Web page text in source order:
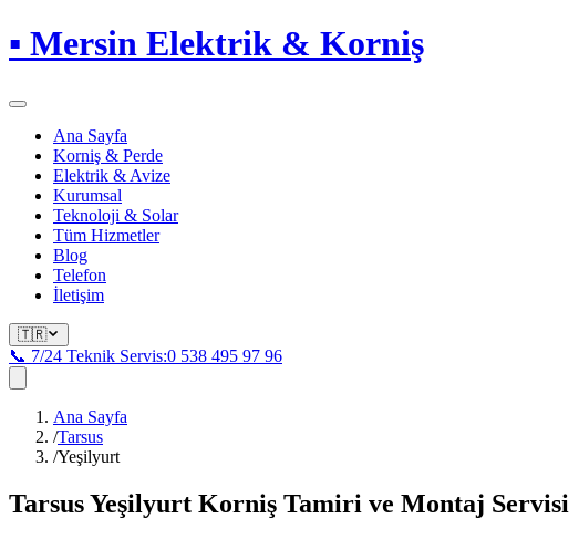
▪ Mersin Elektrik & Korniş
Ana Sayfa
Korniş & Perde
Elektrik & Avize
Kurumsal
Teknoloji & Solar
Tüm Hizmetler
Blog
Telefon
İletişim
🇹🇷
📞 7/24 Teknik Servis:0 538 495 97 96
Ana Sayfa
/Tarsus
/Yeşilyurt
Tarsus Yeşilyurt Korniş Tamiri ve Montaj Servisi